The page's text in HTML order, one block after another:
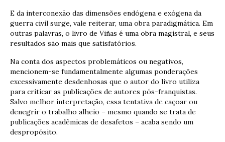
E da interconexão das dimensões endógena e exógena da
guerra civil surge, vale reiterar, uma obra paradigmática. Em
outras palavras, o livro de Viñas é uma obra magistral, e seus
resultados são mais que satisfatórios.
Na conta dos aspectos problemáticos ou negativos,
mencionem-se fundamentalmente algumas ponderações
excessivamente desdenhosas que o autor do livro utiliza
para criticar as publicações de autores pós-franquistas.
Salvo melhor interpretação, essa tentativa de caçoar ou
denegrir o trabalho alheio – mesmo quando se trata de
publicações acadêmicas de desafetos – acaba sendo um
despropósito.